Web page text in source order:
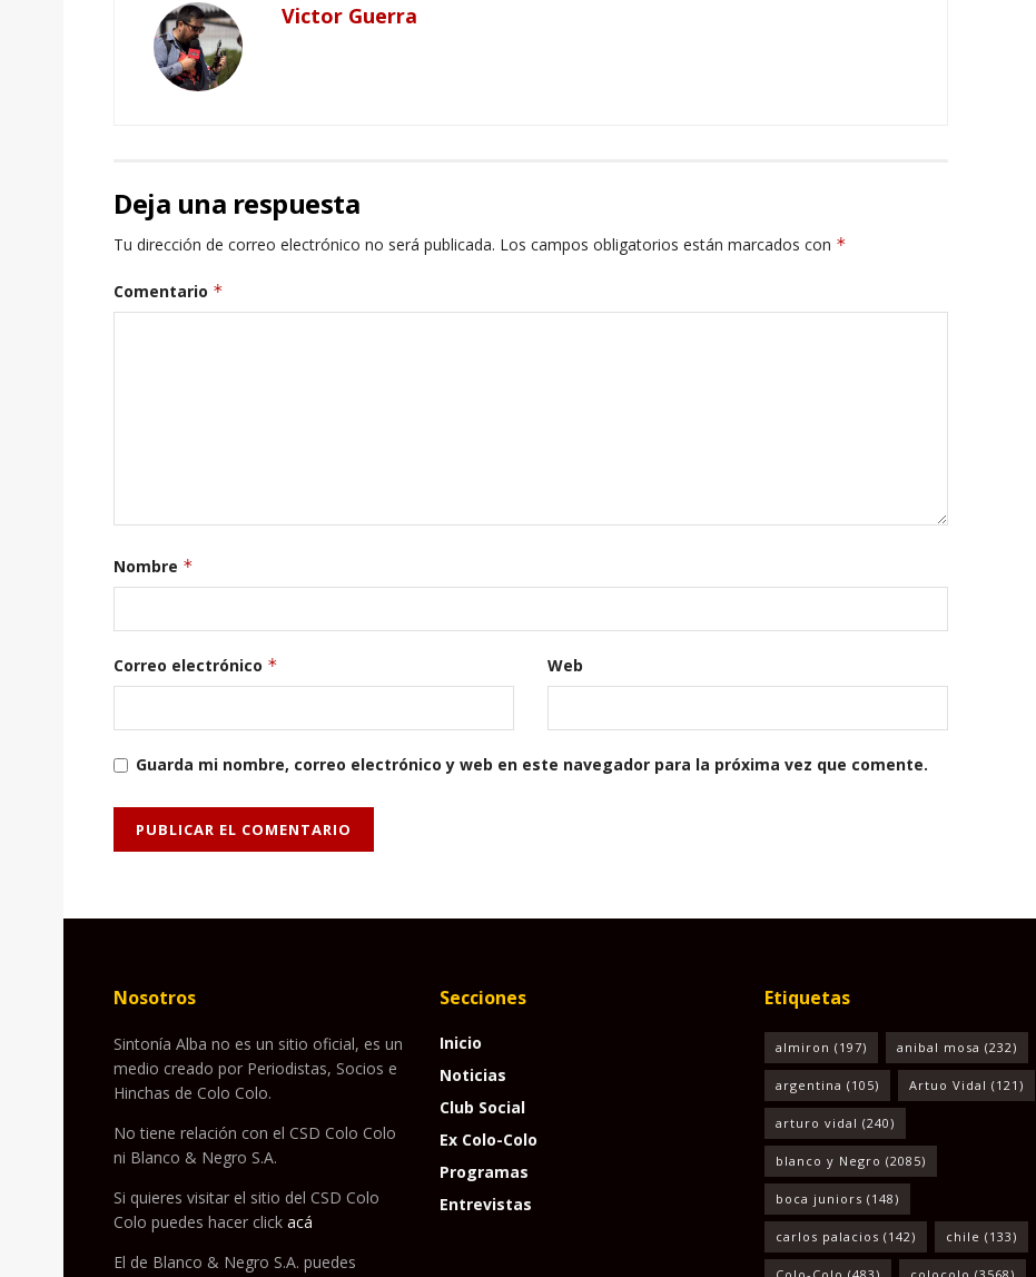
Victor Guerra
Deja una respuesta
Tu dirección de correo electrónico no será publicada. Los campos obligatorios están marcados con *
Comentario *
Nombre *
Correo electrónico * Web
Guarda mi nombre, correo electrónico y web en este navegador para la próxima vez que comente.
Nosotros
Sintonía Alba no es un sitio oficial, es un
medio creado por Periodistas, Socios e
Hinchas de Colo Colo.
No tiene relación con el CSD Colo Colo
ni Blanco & Negro S.A.
Si quieres visitar el sitio del CSD Colo
Colo puedes hacer click acá
El de Blanco & Negro S.A. puedes
Secciones
Inicio
Noticias
Club Social
Ex Colo-Colo
Programas
Entrevistas
Etiquetas
almiron (197) anibal mosa (232)
argentina (105) Artuo Vidal (121)
arturo vidal (240)
blanco y Negro (2085)
boca juniors (148)
carlos palacios (142) chile (133)